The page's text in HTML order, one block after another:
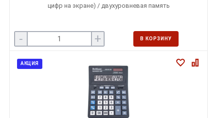
цифр на экране) / двухуровневая память
- + В КОРЗИНУ
АКЦИЯ